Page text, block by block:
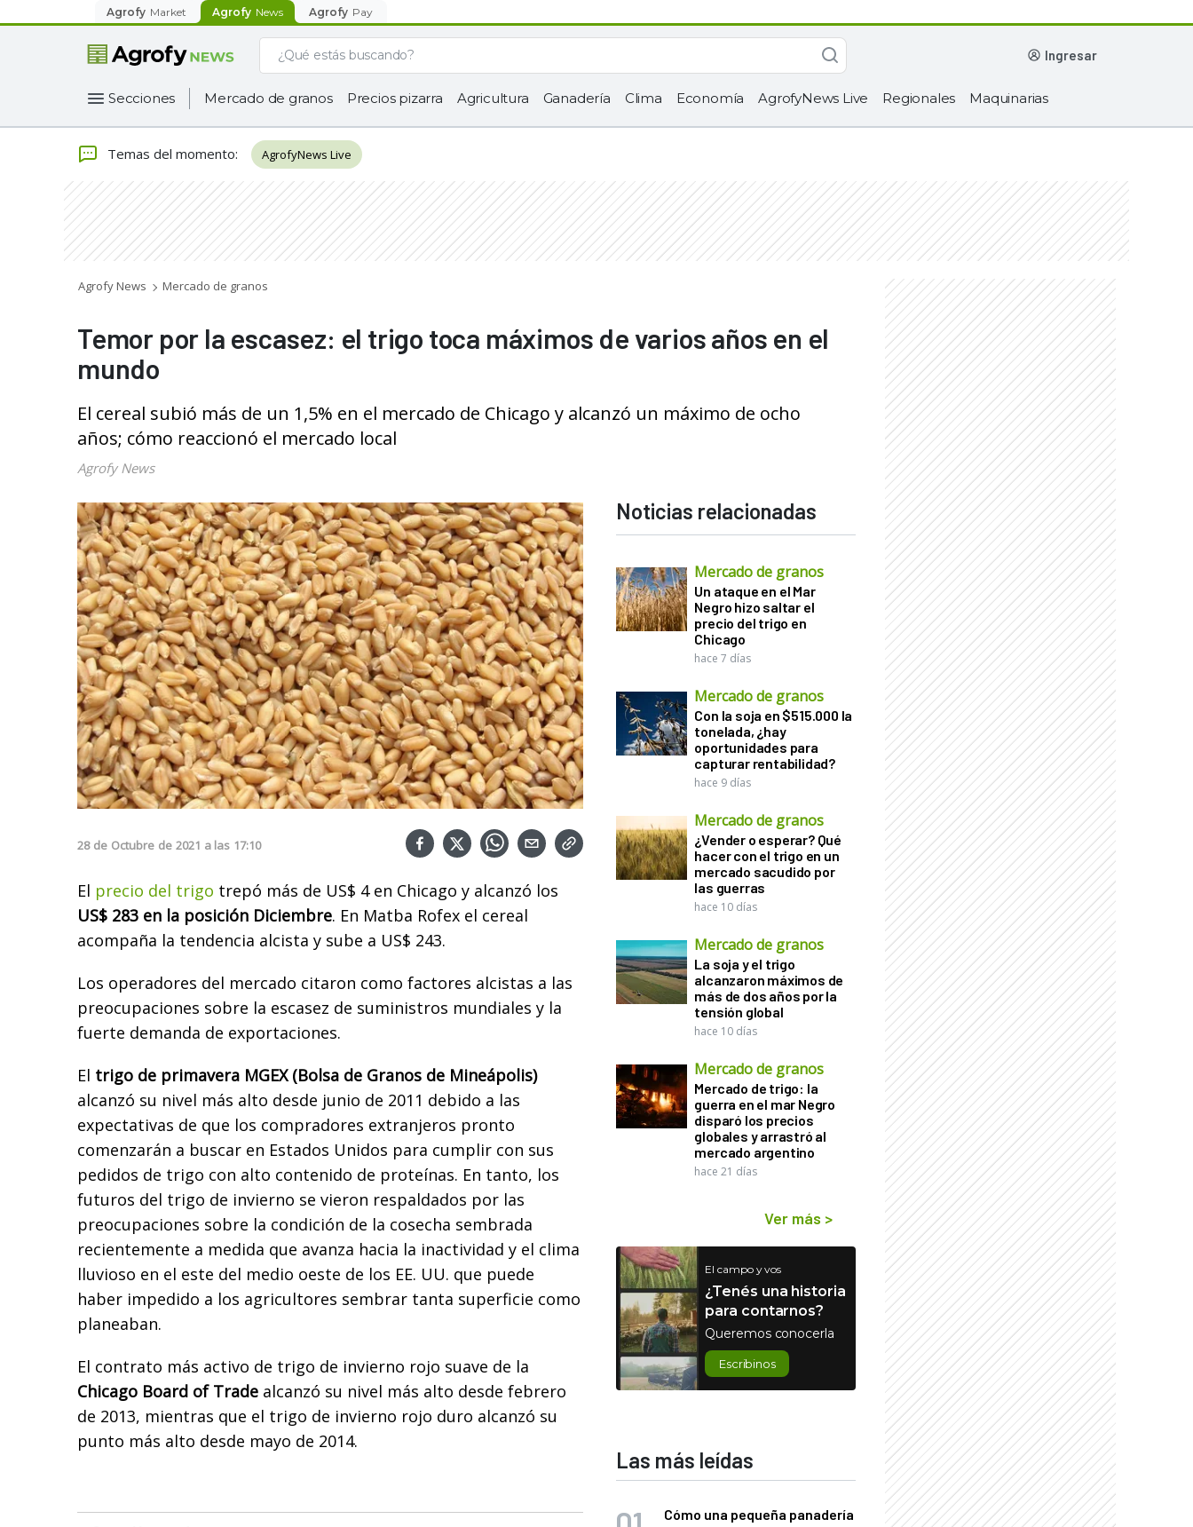
Agrofy Market Agrofy News Agrofy Pay
ingresar
Secciones Mercado de granos Precios pizarra Agricultura Ganadería Clima Economía AgrofyNews Live Regionales Maquinarias
Temas del momento: AgrofyNews Live
Agrofy News Mercado de granos
Temor por la escasez: el trigo toca máximos de varios años en el
mundo
El cereal subió más de un 1,5% en el mercado de Chicago y alcanzó un máximo de ocho
años; cómo reaccionó el mercado local
Agrofy News
28 de Octubre de 2021 a las 17:10
El precio del trigo trepó más de US$ 4 en Chicago y alcanzó los
US$ 283 en la posición Diciembre. En Matba Rofex el cereal
acompaña la tendencia alcista y sube a US$ 243.
Los operadores del mercado citaron como factores alcistas a las
preocupaciones sobre la escasez de suministros mundiales y la
fuerte demanda de exportaciones.
El trigo de primavera MGEX (Bolsa de Granos de Mineápolis)
alcanzó su nivel más alto desde junio de 2011 debido a las
expectativas de que los compradores extranjeros pronto
comenzarán a buscar en Estados Unidos para cumplir con sus
pedidos de trigo con alto contenido de proteínas. En tanto, los
futuros del trigo de invierno se vieron respaldados por las
preocupaciones sobre la condición de la cosecha sembrada
recientemente a medida que avanza hacia la inactividad y el clima
lluvioso en el este del medio oeste de los EE. UU. que puede
haber impedido a los agricultores sembrar tanta superficie como
planeaban.
El contrato más activo de trigo de invierno rojo suave de la
Chicago Board of Trade alcanzó su nivel más alto desde febrero
de 2013, mientras que el trigo de invierno rojo duro alcanzó su
punto más alto desde mayo de 2014.
Noticias relacionadas
Mercado de granos
Un ataque en el Mar
Negro hizo saltar el
precio del trigo en
Chicago
hace 7 días
Mercado de granos
Con la soja en $515.000 la
tonelada, ¿hay
oportunidades para
capturar rentabilidad?
hace 9 días
Mercado de granos
¿Vender o esperar? Qué
hacer con el trigo en un
mercado sacudido por
las guerras
hace 10 días
Mercado de granos
La soja y el trigo
alcanzaron máximos de
más de dos años por la
tensión global
hace 10 días
Mercado de granos
Mercado de trigo: la
guerra en el mar Negro
disparó los precios
globales y arrastró al
mercado argentino
hace 21 días
Ver más >
El campo y vos
¿Tenés una historia
para contarnos?
Queremos conocerla
Escribinos
Las más leídas
Cómo una pequeña panadería